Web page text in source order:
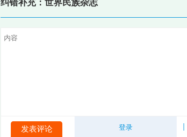
纠错补充：世界民族杂志
发表评论 登录